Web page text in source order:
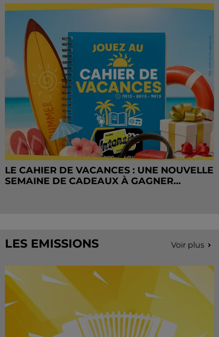
LE CAHIER DE VACANCES : UNE NOUVELLE
SEMAINE DE CADEAUX À GAGNER...
LES EMISSIONS Voir plus